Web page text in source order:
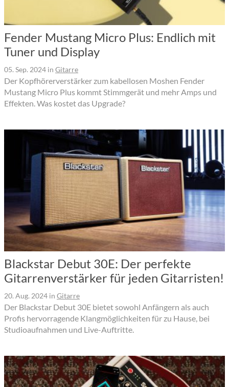
Fender Mustang Micro Plus: Endlich mit
Tuner und Display
05. Sep. 2024 in Gitarre
Der Kopfhörerverstärker zum kabellosen Moshen Fender
Mustang Micro Plus kommt Stimmgerät und mehr Amps und
Effekten. Was kostet das Upgrade?
Blackstar Debut 30E: Der perfekte
Gitarrenverstärker für jeden Gitarristen!
20. Aug. 2024 in Gitarre
Der Blackstar Debut 30E bietet sowohl Anfängern als auch
Profis hervorragende Klangmöglichkeiten für zu Hause, bei
Studioaufnahmen und Live-Auftritte.